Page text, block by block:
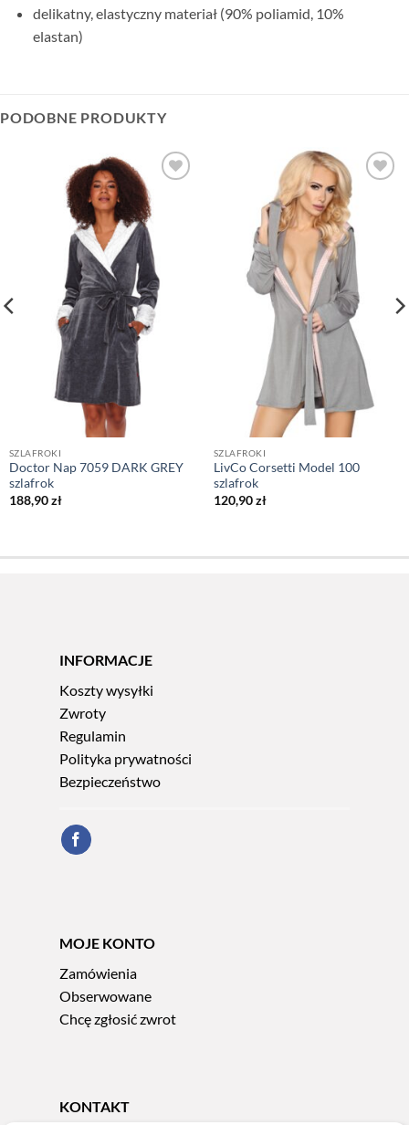
delikatny, elastyczny materiał (90% poliamid, 10%
elastan)
PODOBNE PRODUKTY
SZLAFROKI
Doctor Nap 7059 DARK GREY
szlafrok
188,90zł
SZLAFROKI
LivCo Corsetti Model 100
szlafrok
120,90zł
INFORMACJE
Koszty wysyłki
Zwroty
Regulamin
Polityka prywatności
Bezpieczeństwo
MOJE KONTO
Zamówienia
Obserwowane
Chcę zgłosić zwrot
KONTAKT